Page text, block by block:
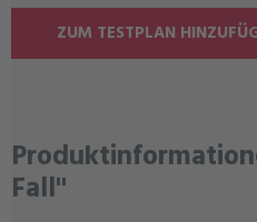
ZUM TESTPLAN
Fall"